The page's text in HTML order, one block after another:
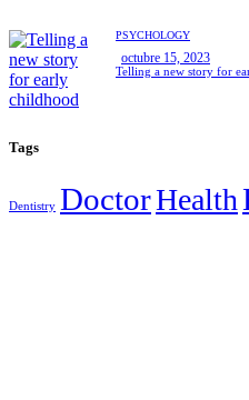
PSYCHOLOGY
octubre 15, 2023
Telling a new story for
Tags
Dentistry DoctorHealth